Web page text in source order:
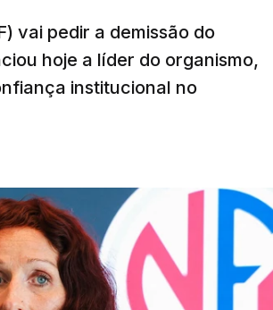
vai pedir a demissão do
hoje a líder do organismo,
institucional no